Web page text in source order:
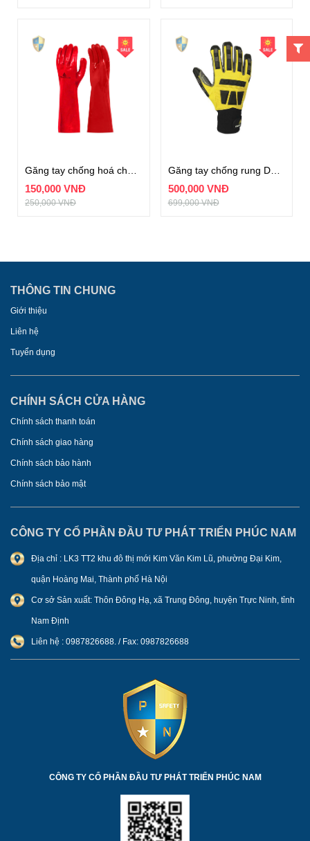
150,000 VNĐ
250,000 VNĐ
Găng tay chống rung Deltaplus Model EOS VV900
500,000 VNĐ
699,000 VNĐ
THÔNG TIN CHUNG
Giới thiệu
Liên hệ
Tuyển dụng
CHÍNH SÁCH CỬA HÀNG
Chính sách thanh toán
Chính sách giao hàng
Chính sách bảo hành
Chính sách bảo mật
CÔNG TY CỔ PHẦN ĐẦU TƯ PHÁT TRIỂN PHÚC NAM
Địa chỉ : LK3 TT2 khu đô thị mới Kim Văn Kim Lũ, phường Đại Kim,
quận Hoàng Mai, Thành phố Hà Nội
Cơ sở Sản xuất: Thôn Đông Hạ, xã Trung Đông, huyện Trực Ninh, tỉnh
Nam Định
Liên hệ : 0987826688. / Fax: 0987826688
CÔNG TY CỔ PHẦN ĐẦU TƯ PHÁT TRIỂN PHÚC NAM